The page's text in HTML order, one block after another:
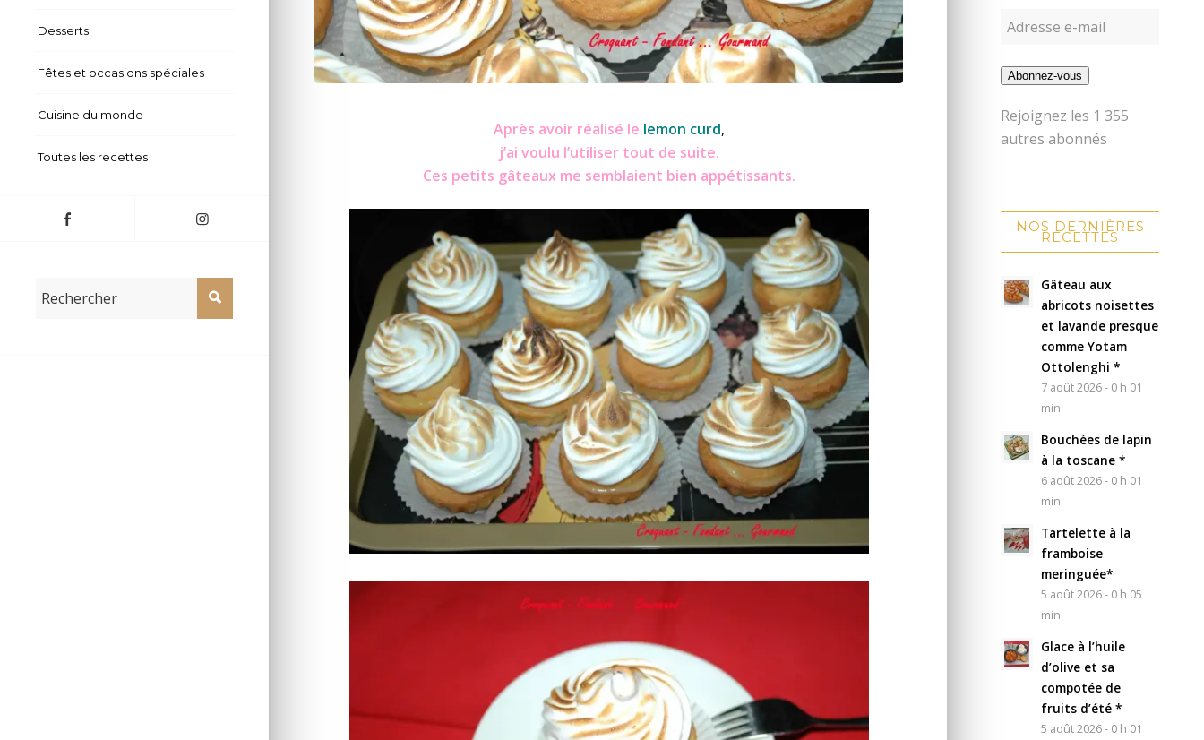
Desserts
Fêtes et occasions spéciales
Cuisine du monde
Toutes les recettes
Après avoir réalisé le lemon curd,
j’ai voulu l’utiliser tout de suite.
Ces petits gâteaux me semblaient bien appétissants.
Abonnez-vous
Rejoignez les 1 355
autres abonnés
NOS DERNIÈRES
RECETTES
Gâteau aux
abricots noisettes
et lavande presque
comme Yotam
Ottolenghi *
7 août 2026 - 0 h 01
min
Bouchées de lapin
à la toscane *
6 août 2026 - 0 h 01
min
Tartelette à la
framboise
meringuée*
5 août 2026 - 0 h 05
min
Glace à l’huile
d’olive et sa
compotée de
fruits d’été *
5 août 2026 - 0 h 01